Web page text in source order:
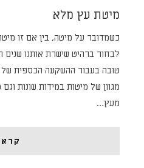
מיטת עץ מלא
כשמדובר על מיטה, בין אם זו
לבחור ברהיט שישרת אותנו שנים
טובה בעבור ההשקעה הכספית של
מגוון של מיטות במידות שונות
מעץ…